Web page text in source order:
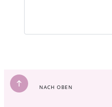
NACH OBEN